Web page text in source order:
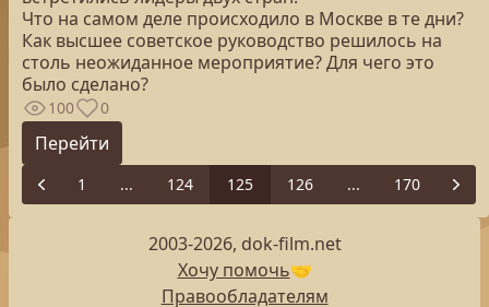
Что на самом деле происходило в Москве в те дни?
Как высшее советское руководство решилось на
столь неожиданное мероприятие? Для чего это
было сделано?
100 0
Перейти
Previous
1 ... 124 125 126 ... 170 Next
2003-2026, dok-film.net
Хочу помочь🤝
Правообладателям